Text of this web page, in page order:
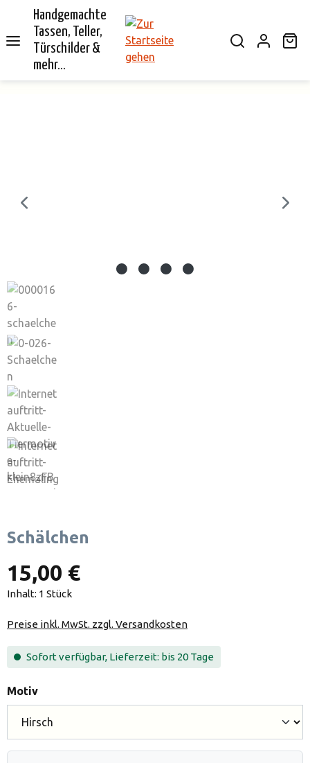
springen
Handgemachte
Tassen, Teller,
Türschilder &
mehr...
Schälchen
15,00 €
Inhalt: 1 Stück
Preise inkl. MwSt. zzgl. Versandkosten
Sofort verfügbar, Lieferzeit: bis 20 Tage
Motivauswählen